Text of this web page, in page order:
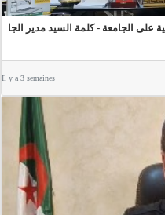
Il y a 3 semaines